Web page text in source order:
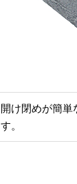
開け閉めが簡単
す。